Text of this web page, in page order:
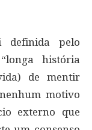
definida pelo
história
de mentir
motivo
externo que